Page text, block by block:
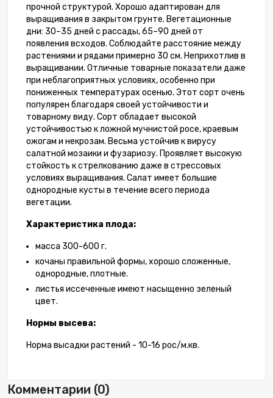
прочной структурой. Хорошо адаптирован для
выращивания в закрытом грунте. Вегетационные
дни: 30–35 дней с рассады, 65–90 дней от
появления всходов. Соблюдайте расстояние между
растениями и рядами примерно 30 см. Неприхотлив в
выращивании. Отличные товарные показатели даже
при неблагоприятных условиях, особенно при
пониженных температурах осенью. Этот сорт очень
популярен благодаря своей устойчивости и
товарному виду. Сорт обладает высокой
устойчивостью к ложной мучнистой росе, краевым
ожогам и некрозам. Весьма устойчив к вирусу
салатной мозаики и фузариозу. Проявляет высокую
стойкость к стрелкованию даже в стрессовых
условиях выращивания. Салат имеет большие
однородные кусты в течение всего периода
вегетации.
Характеристика плода:
масса 300-600 г.
кочаны правильной формы, хорошо сложенные,
однородные, плотные.
листья иссеченные имеют насыщенно зеленый
цвет.
Нормы высева:
Норма высадки растений - 10-16 рос/м.кв.
Комментарии (0)